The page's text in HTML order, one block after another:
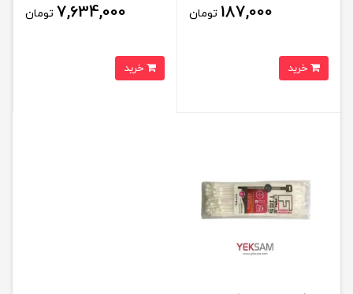
187,000 تومان 7,634,000 تومان